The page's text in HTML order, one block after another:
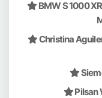
BMW S 1000
Christina
Pilsan